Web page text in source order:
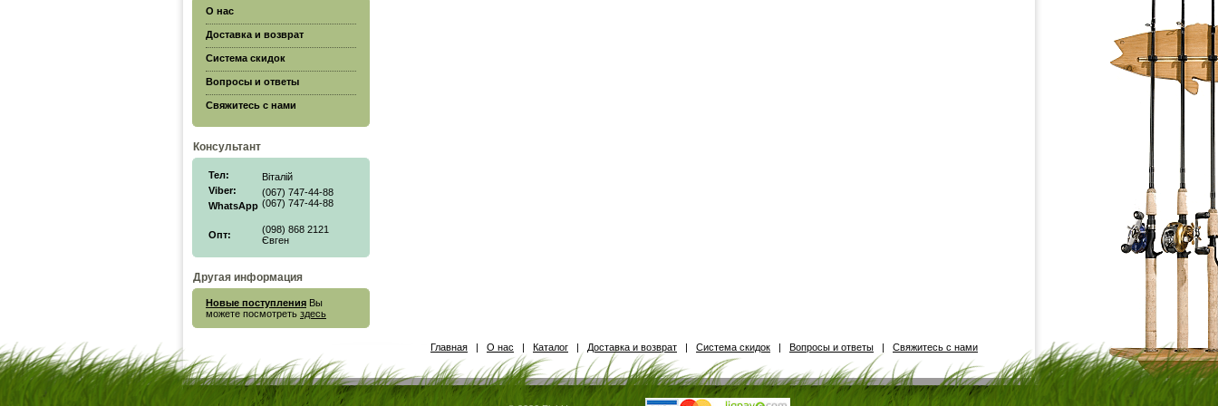
О нас
Доставка и возврат
Система скидок
Вопросы и ответы
Свяжитесь с нами
Консультант
Тел:
Viber:
WhatsApp
Віталій
(067) 747-44-88
(067) 747-44-88
Опт:
(098) 868 2121
Євген
Другая информация
Новые поступления Вы
можете посмотреть здесь
Главная | О нас | Каталог | Доставка и возврат | Система скидок | Вопросы и ответы | Свяжитесь с нами